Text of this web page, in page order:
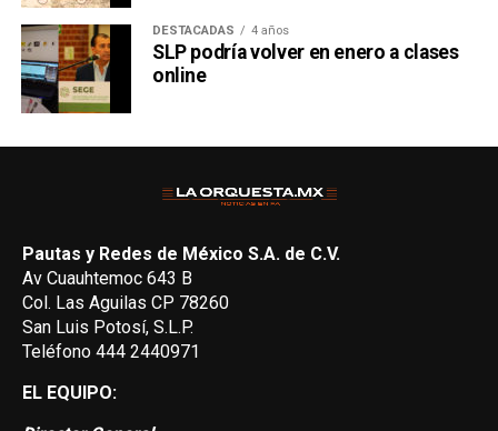
DESTACADAS 4 años
SLP podría volver en enero a clases
online
Pautas y Redes de México S.A. de C.V.
Av Cuauhtemoc 643 B
Col. Las Aguilas CP 78260
San Luis Potosí, S.L.P.
Teléfono 444 2440971
EL EQUIPO: